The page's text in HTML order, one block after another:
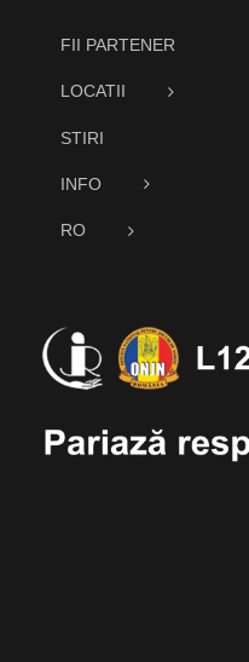
FII PARTENER
LOCATII
STIRI
INFO
RO